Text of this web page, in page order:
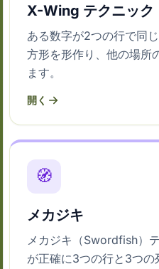
X-Wing テクニック
ある数字が2つの行で同
方形を形作り、他の場所
ます。
開く
🧭
メカジキ
メカジキ（Swordfish）
が正確に3つの行と3つ